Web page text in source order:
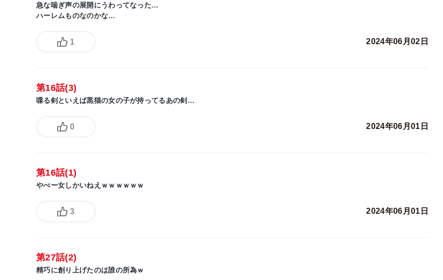
急な喘ぎ声の展開にうわってなった…
ハーレムものなのかな…
1 2024年06月02日
第16話(3)
喋る剣といえば黒猫の女の子が持ってるあの剣…
0 2024年06月01日
第16話(1)
やべー女しかいねえｗｗｗｗｗｗ
3 2024年06月01日
第27話(2)
精巧に創り上げたのは誰の所為ｗ